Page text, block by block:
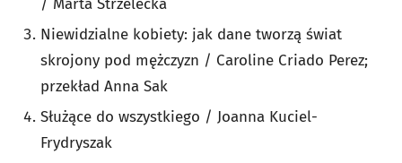
/ Marta Strzelecka
Niewidzialne kobiety: jak dane tworzą świat
skrojony pod mężczyzn / Caroline Criado Perez;
przekład Anna Sak
Służące do wszystkiego / Joanna Kuciel-
Frydryszak